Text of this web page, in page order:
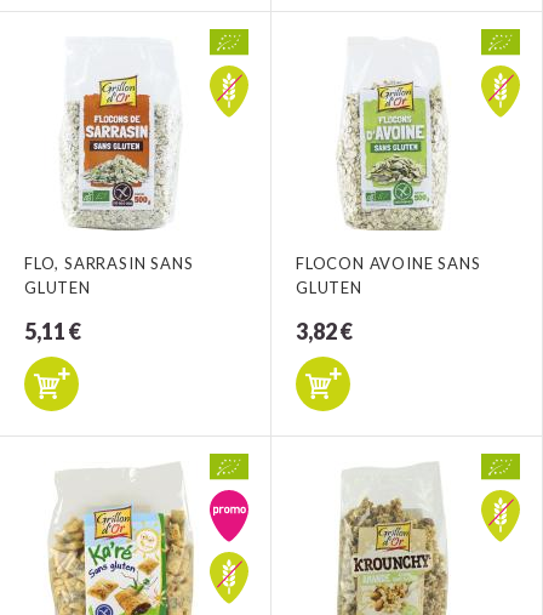
FLO, SARRASIN SANS
GLUTEN
5,11 €
FLOCON AVOINE SANS
GLUTEN
3,82 €